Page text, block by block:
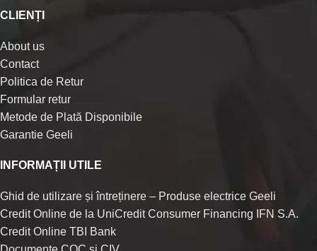
CLIENȚI
About us
Contact
Politica de Retur
Formular retur
Metode de Plată Disponibile
Garantie Geeli
INFORMAȚII UTILE
Ghid de utilizare și întreținere – Produse electrice Geeli
Credit Online de la UniCredit Consumer Financing IFN S.A.
Credit Online TBI Bank